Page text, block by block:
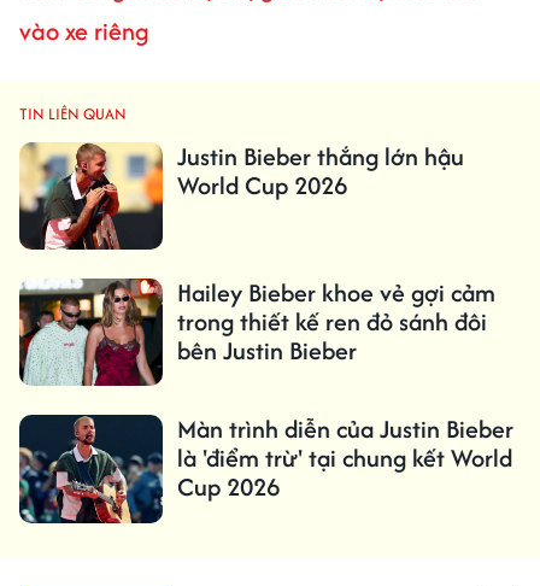
vào xe riêng
TIN LIÊN QUAN
Justin Bieber thắng lớn hậu
World Cup 2026
Hailey Bieber khoe vẻ gợi cảm
trong thiết kế ren đỏ sánh đôi
bên Justin Bieber
Màn trình diễn của Justin Bieber
là 'điểm trừ' tại chung kết World
Cup 2026